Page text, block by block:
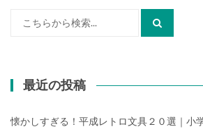
最近の投稿
懐かしすぎる！平成レトロ文具２０選｜小